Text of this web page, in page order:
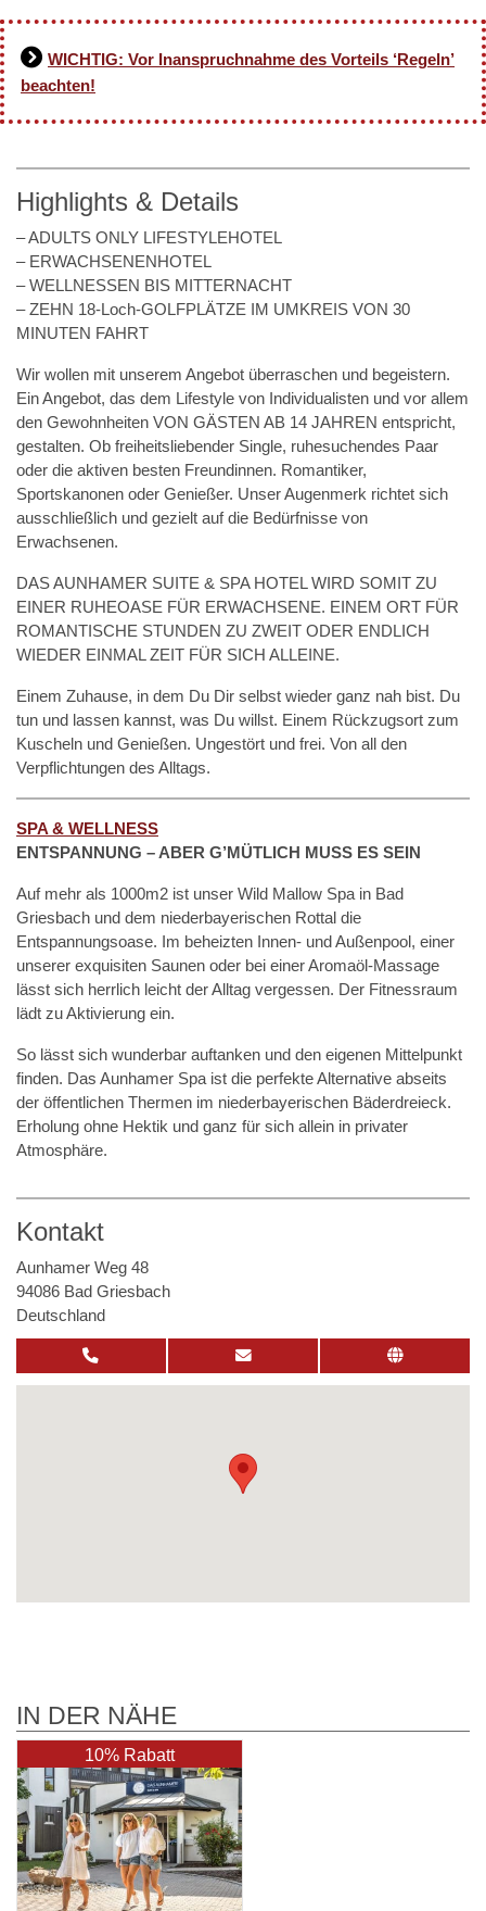
WICHTIG: Vor Inanspruchnahme des Vorteils ‘Regeln’
beachten!
Highlights & Details
– ADULTS ONLY LIFESTYLEHOTEL
– ERWACHSENENHOTEL
– WELLNESSEN BIS MITTERNACHT
– ZEHN 18-Loch-GOLFPLÄTZE IM UMKREIS VON 30
MINUTEN FAHRT
Wir wollen mit unserem Angebot überraschen und begeistern.
Ein Angebot, das dem Lifestyle von Individualisten und vor allem
den Gewohnheiten VON GÄSTEN AB 14 JAHREN entspricht,
gestalten. Ob freiheitsliebender Single, ruhesuchendes Paar
oder die aktiven besten Freundinnen. Romantiker,
Sportskanonen oder Genießer. Unser Augenmerk richtet sich
ausschließlich und gezielt auf die Bedürfnisse von
Erwachsenen.
DAS AUNHAMER SUITE & SPA HOTEL WIRD SOMIT ZU
EINER RUHEOASE FÜR ERWACHSENE. EINEM ORT FÜR
ROMANTISCHE STUNDEN ZU ZWEIT ODER ENDLICH
WIEDER EINMAL ZEIT FÜR SICH ALLEINE.
Einem Zuhause, in dem Du Dir selbst wieder ganz nah bist. Du
tun und lassen kannst, was Du willst. Einem Rückzugsort zum
Kuscheln und Genießen. Ungestört und frei. Von all den
Verpflichtungen des Alltags.
SPA & WELLNESS
ENTSPANNUNG – ABER G’MÜTLICH MUSS ES SEIN
Auf mehr als 1000m2 ist unser Wild Mallow Spa in Bad
Griesbach und dem niederbayerischen Rottal die
Entspannungsoase. Im beheizten Innen- und Außenpool, einer
unserer exquisiten Saunen oder bei einer Aromaöl-Massage
lässt sich herrlich leicht der Alltag vergessen. Der Fitnessraum
lädt zu Aktivierung ein.
So lässt sich wunderbar auftanken und den eigenen Mittelpunkt
finden. Das Aunhamer Spa ist die perfekte Alternative abseits
der öffentlichen Thermen im niederbayerischen Bäderdreieck.
Erholung ohne Hektik und ganz für sich allein in privater
Atmosphäre.
Kontakt
Aunhamer Weg 48
94086 Bad Griesbach
Deutschland
IN DER NÄHE
10% Rabatt